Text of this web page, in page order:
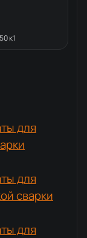
к1
для
для
сварки
для